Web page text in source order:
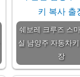
쉐보레 크루즈 스
실 남양주 자동차
장